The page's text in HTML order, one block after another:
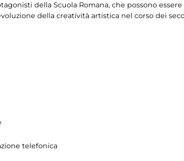
della Scuola Romana, che possono
della creatività artistica nel corso dei
telefonica